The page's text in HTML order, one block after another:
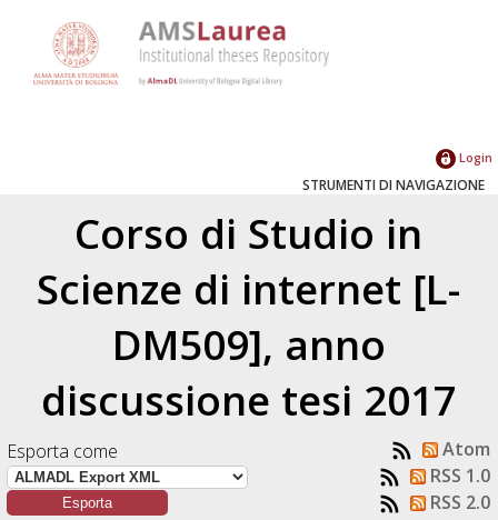
Login
STRUMENTI DI NAVIGAZIONE
Corso di Studio in
Scienze di internet [L-
DM509], anno
discussione tesi 2017
Esporta come
Atom
RSS 1.0
RSS 2.0